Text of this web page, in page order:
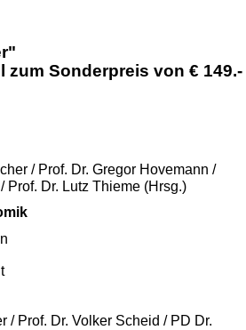
zum Sonderpreis von € 149.-
/ Prof. Dr. Gregor Hovemann /
Prof. Dr. Lutz Thieme (Hrsg.)
/ Prof. Dr. Volker Scheid / PD Dr.